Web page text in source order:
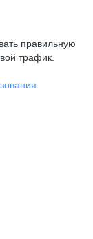
правильную
трафик.